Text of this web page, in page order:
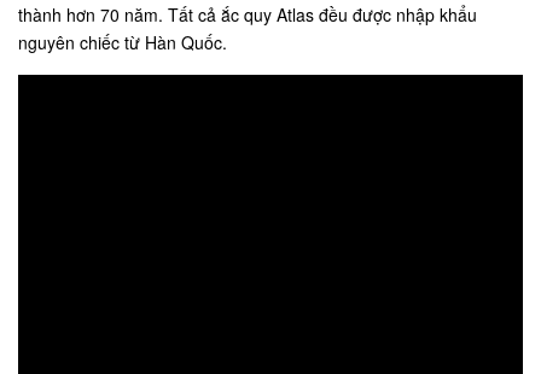
thành hơn 70 năm. Tất cả ắc quy Atlas đều được nhập khẩu
nguyên chiếc từ Hàn Quốc.